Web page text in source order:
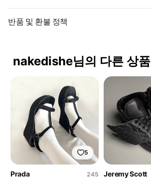
반품 및 환불 정책
nakedishe님의 다른 상품
5
Prada
245
Jeremy Scott